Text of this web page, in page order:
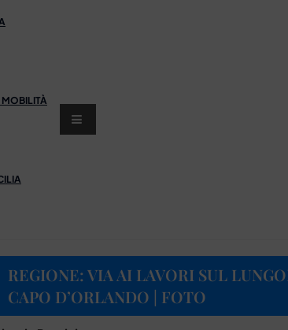
REGIONE: VIA AI LAVORI SUL
CAPO D’ORLANDO | FOTO